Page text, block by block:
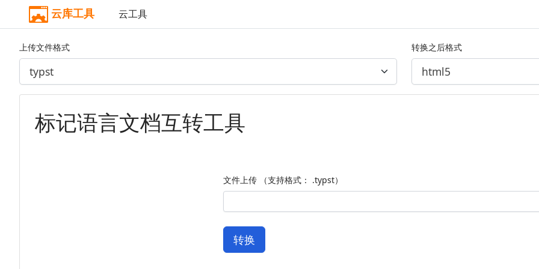
云库工具 云工具
上传文件格式 转换之后格式
标记语言文档互转工具
文件上传 （支持格式： .typst）
转换